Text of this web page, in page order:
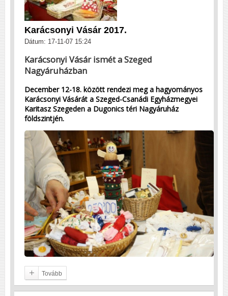
Karácsonyi Vásár 2017.
Dátum: 17-11-07 15:24
Karácsonyi Vásár ismét a Szeged
Nagyáruházban
December 12-18. között rendezi meg a hagyományos
Karácsonyi Vásárát a Szeged-Csanádi Egyházmegyei
Karitasz Szegeden a Dugonics téri Nagyáruház
földszintjén.
Tovább